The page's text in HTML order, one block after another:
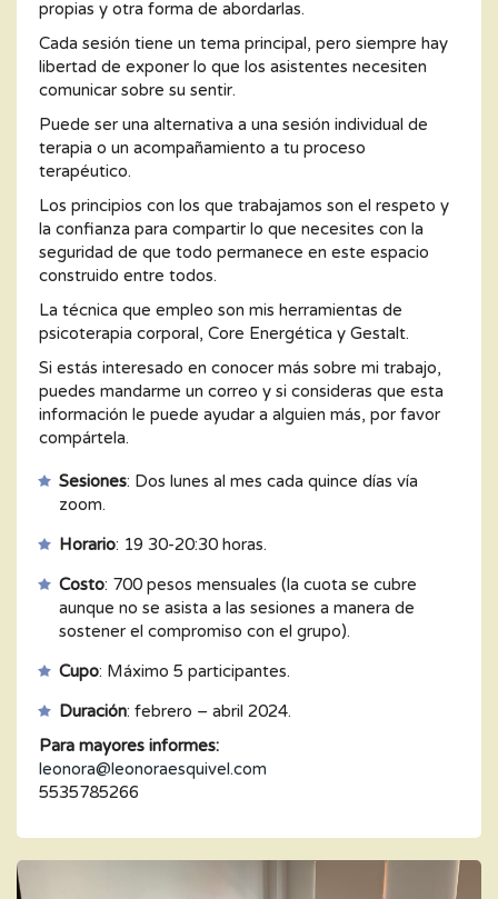
propias y otra forma de abordarlas.
Cada sesión tiene un tema principal, pero siempre hay
libertad de exponer lo que los asistentes necesiten
comunicar sobre su sentir.
Puede ser una alternativa a una sesión individual de
terapia o un acompañamiento a tu proceso
terapéutico.
Los principios con los que trabajamos son el respeto y
la confianza para compartir lo que necesites con la
seguridad de que todo permanece en este espacio
construido entre todos.
La técnica que empleo son mis herramientas de
psicoterapia corporal, Core Energética y Gestalt.
Si estás interesado en conocer más sobre mi trabajo,
puedes mandarme un correo y si consideras que esta
información le puede ayudar a alguien más, por favor
compártela.
Sesiones: Dos lunes al mes cada quince días vía
zoom.
Horario: 19 30-20:30 horas.
Costo: 700 pesos mensuales (la cuota se cubre
aunque no se asista a las sesiones a manera de
sostener el compromiso con el grupo).
Cupo: Máximo 5 participantes.
Duración: febrero – abril 2024.
Para mayores informes:
leonora@leonoraesquivel.com
5535785266